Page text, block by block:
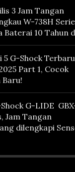
3 Jam Tangan
W-738H
Baterai 10 Tahun
5 G-Shock Terbaru
Part 1, Cocok
G-LIDE
Jam Tangan
dilengkapi